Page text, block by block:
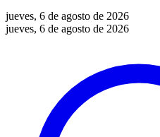
jueves, 6 de agosto de 2026
jueves, 6 de agosto de 2026